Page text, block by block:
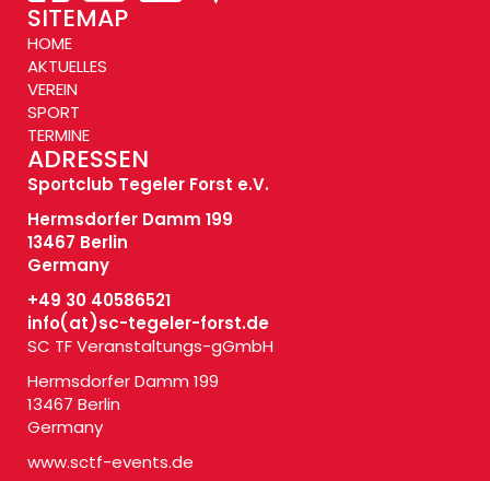
SITEMAP
HOME
AKTUELLES
VEREIN
SPORT
TERMINE
ADRESSEN
Sportclub Tegeler Forst e.V.
Hermsdorfer Damm 199
13467 Berlin
Germany
+49 30 40586521
info(at)sc-tegeler-forst.de
SC TF Veranstaltungs-gGmbH
Hermsdorfer Damm 199
13467 Berlin
Germany
www.sctf-events.de